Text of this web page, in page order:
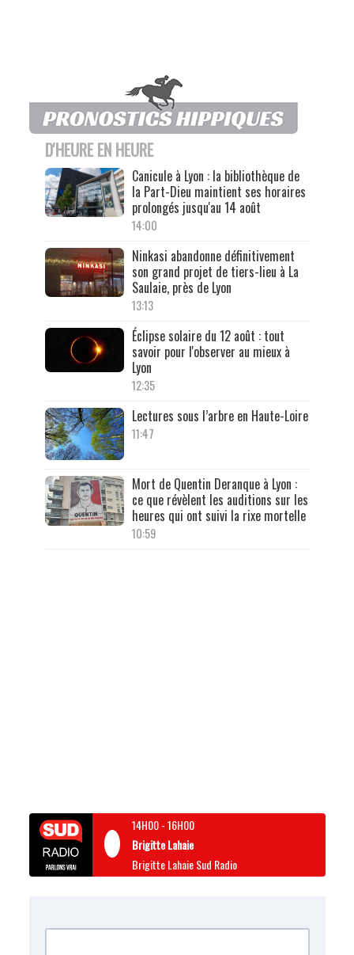
D'HEURE EN HEURE
Canicule à Lyon : la bibliothèque de
la Part-Dieu maintient ses horaires
prolongés jusqu'au 14 août
14:00
Ninkasi abandonne définitivement
son grand projet de tiers-lieu à La
Saulaie, près de Lyon
13:13
Éclipse solaire du 12 août : tout
savoir pour l'observer au mieux à
Lyon
12:35
Lectures sous l’arbre en Haute-Loire
11:47
Mort de Quentin Deranque à Lyon :
ce que révèlent les auditions sur les
heures qui ont suivi la rixe mortelle
10:59
14H00-16H00
Brigitte Lahaie
Brigitte Lahaie Sud Radio